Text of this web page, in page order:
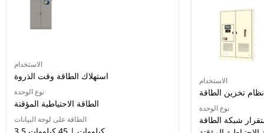
الاستخدام
استهلاك الطاقة وقت الذروة
نوع الوحدة
الطاقة الاحتياطية المؤقتة
الطاقة على لوحة البيانات
الاستخدام
نظام تخزين الطاقة
نوع الوحدة
شبكة الطاقة